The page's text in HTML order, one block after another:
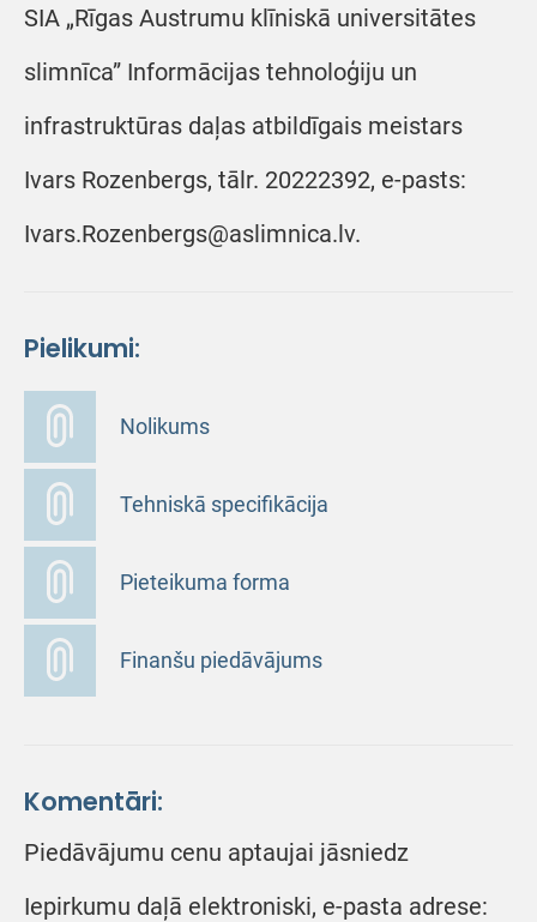
SIA „Rīgas Austrumu klīniskā universitātes
slimnīca” Informācijas tehnoloģiju un
infrastruktūras daļas atbildīgais meistars
Ivars Rozenbergs, tālr. 20222392, e-pasts:
Ivars.Rozenbergs@aslimnica.lv.
Pielikumi:
Nolikums
Tehniskā specifikācija
Pieteikuma forma
Finanšu piedāvājums
Komentāri:
Piedāvājumu cenu aptaujai jāsniedz
Iepirkumu daļā elektroniski, e-pasta adrese: